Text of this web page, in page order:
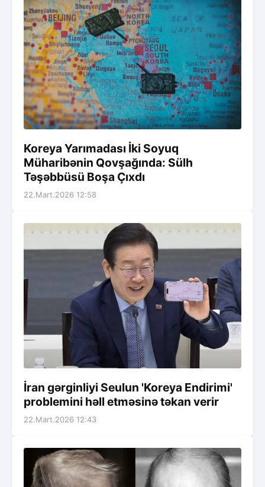
Koreya Yarımadası İki Soyuq
Müharibənin Qovşağında: Sülh
Təşəbbüsü Boşa Çıxdı
22.Mart.2026 12:58
İran gərginliyi Seulun 'Koreya Endirimi'
problemini həll etməsinə təkan verir
22.Mart.2026 12:43